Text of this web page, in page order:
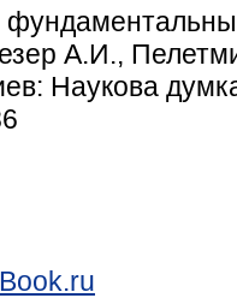
А.И.,
Наукова